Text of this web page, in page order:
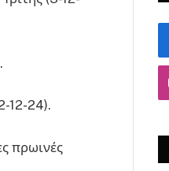
12-24).
πρωινές